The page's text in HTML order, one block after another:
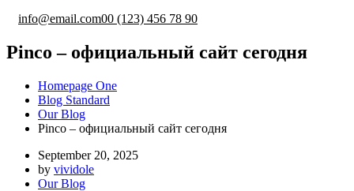
info@email.com00 (123) 456 78 90
Pinco – официальный сайт сегодня
Homepage One
Blog Standard
Our Blog
Pinco – официальный сайт сегодня
September 20, 2025
by vividole
Our Blog